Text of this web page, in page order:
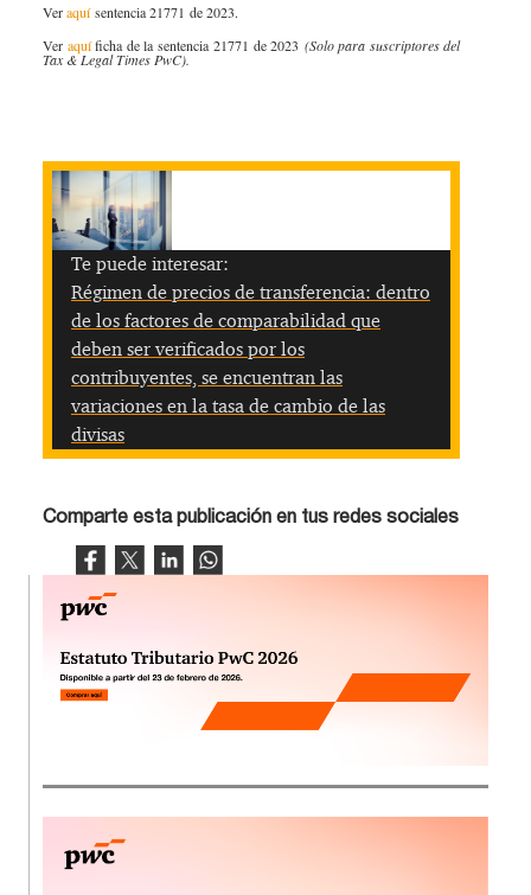
Veraquí​ senten​​cia 21771 de 2023.
​Ver aquíficha ​​de ​la sentencia 21771​​ de 2023 (Solo para suscriptores del
Tax & Legal Times PwC).​​
Te puede interesar:
Régimen de precios de transferencia: dentro
de los factores de comparabilidad que
deben ser verificados por los
contribuyentes, se encuentran las
variaciones en la tasa de cambio de las
divisas
Comparte esta publicación en tus redes sociales